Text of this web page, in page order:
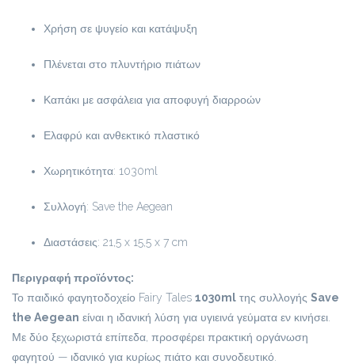
Χρήση σε ψυγείο και κατάψυξη
Πλένεται στο πλυντήριο πιάτων
Καπάκι με ασφάλεια για αποφυγή διαρροών
Ελαφρύ και ανθεκτικό πλαστικό
Χωρητικότητα: 1030ml
Συλλογή: Save the Aegean
Διαστάσεις: 21,5 x 15,5 x 7 cm
Περιγραφή προϊόντος:
Το παιδικό φαγητοδοχείο Fairy Tales 1030ml της συλλογής Save
the Aegean είναι η ιδανική λύση για υγιεινά γεύματα εν κινήσει.
Με δύο ξεχωριστά επίπεδα, προσφέρει πρακτική οργάνωση
φαγητού — ιδανικό για κυρίως πιάτο και συνοδευτικό.